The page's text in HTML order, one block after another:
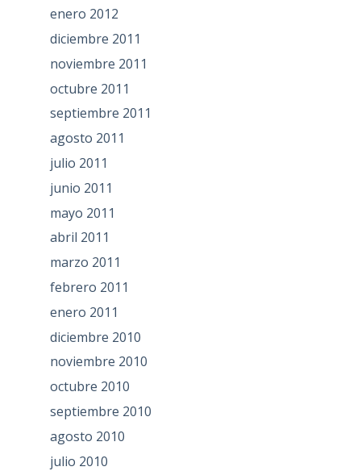
enero 2012
diciembre 2011
noviembre 2011
octubre 2011
septiembre 2011
agosto 2011
julio 2011
junio 2011
mayo 2011
abril 2011
marzo 2011
febrero 2011
enero 2011
diciembre 2010
noviembre 2010
octubre 2010
septiembre 2010
agosto 2010
julio 2010